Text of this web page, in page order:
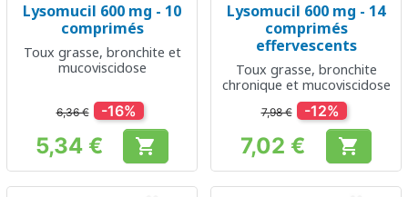
Lysomucil 600 mg - 10
comprimés
Toux grasse, bronchite et
mucoviscidose
6,36 € -16%
Prix
5,34 € 
Lysomucil 600 mg - 14
comprimés
effervescents
Toux grasse, bronchite
chronique et mucoviscidose
7,98 € -12%
Prix
7,02 € 